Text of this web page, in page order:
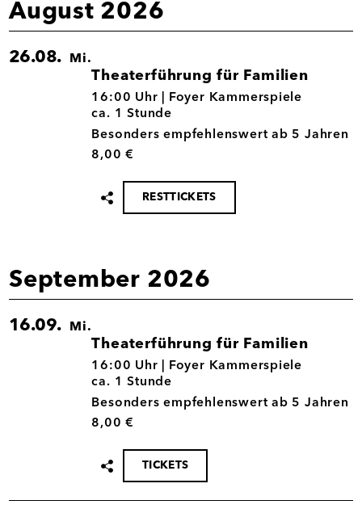
August 2026
26.08. Mi.
Theaterführung für Familien
26.08.
16:00 Uhr |
Foyer Kammerspiele
ca. 1 Stunde
Besonders empfehlenswert ab 5 Jahren
8,00 €
Termin
teilen
RESTTICKETS
September 2026
16.09. Mi.
Theaterführung für Familien
16.09.
16:00 Uhr |
Foyer Kammerspiele
ca. 1 Stunde
Besonders empfehlenswert ab 5 Jahren
8,00 €
Termin
teilen
TICKETS